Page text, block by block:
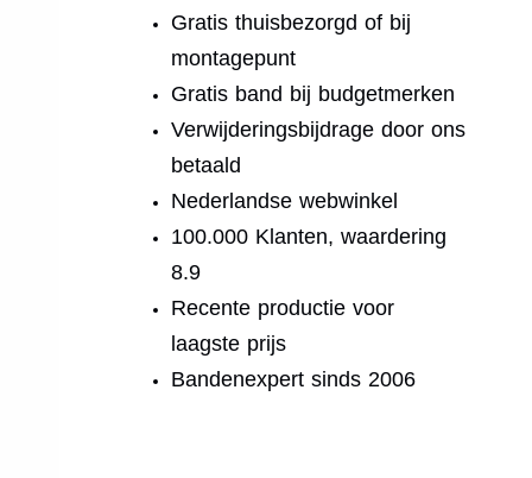
Gratis thuisbezorgd of bij
montagepunt
Gratis band bij budgetmerken
Verwijderingsbijdrage door ons
betaald
Nederlandse webwinkel
100.000 Klanten, waardering
8.9
Recente productie voor
laagste prijs
Bandenexpert sinds 2006